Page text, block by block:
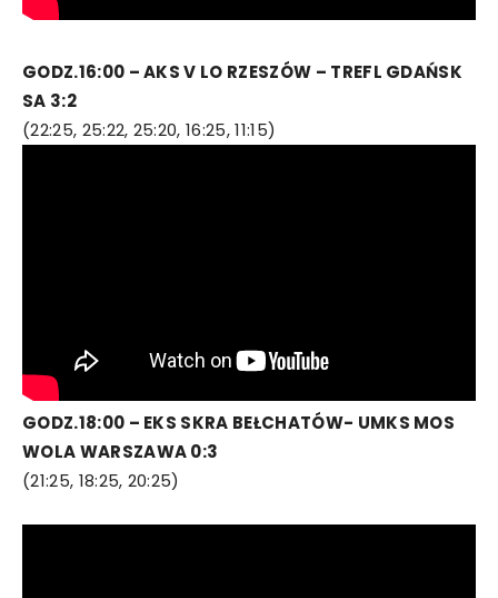
GODZ.16:00 – AKS V LO RZESZÓW – TREFL GDAŃSK
SA 3:2
(22:25, 25:22, 25:20, 16:25, 11:15)
GODZ.18:00 – EKS SKRA BEŁCHATÓW- UMKS MOS
WOLA WARSZAWA 0:3
(21:25, 18:25, 20:25)